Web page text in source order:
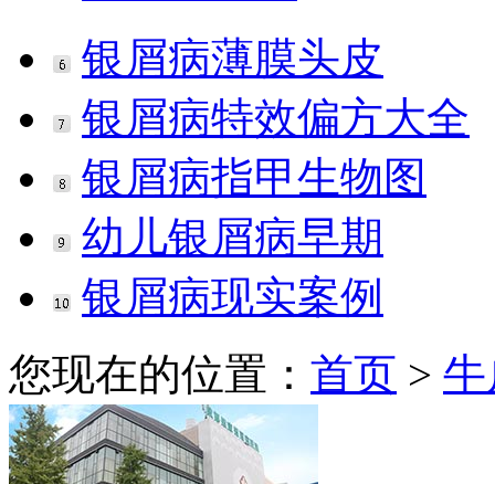
银屑病薄膜头皮
银屑病特效偏方大全
银屑病指甲生物图
幼儿银屑病早期
银屑病现实案例
您现在的位置： 首页 >